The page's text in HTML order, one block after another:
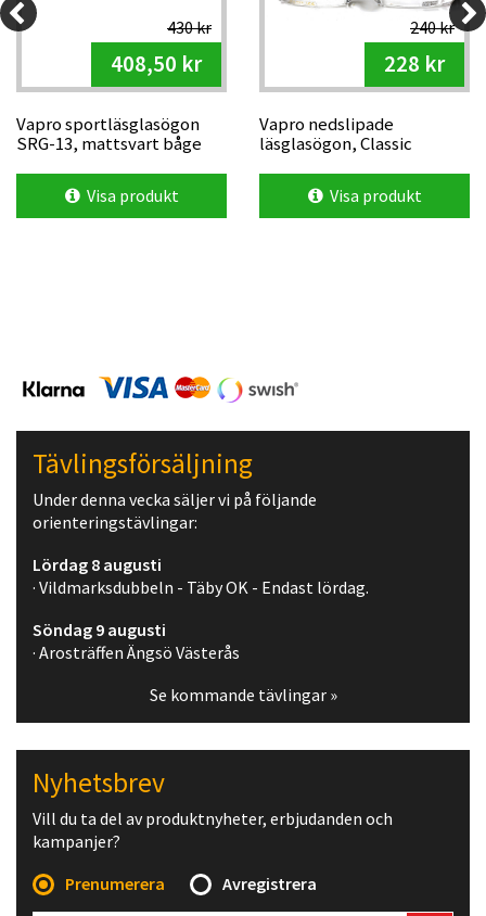
430 kr
408,50 kr
Vapro sportläsglasögon
SRG-13, mattsvart båge
Visa produkt
240 kr
228 kr
Vapro nedslipade
läsglasögon, Classic
Visa produkt
Tävlingsförsäljning
Under denna vecka säljer vi på följande
orienteringstävlingar:
Lördag 8 augusti
· Vildmarksdubbeln - Täby OK - Endast lördag.
Söndag 9 augusti
· Arosträffen Ängsö Västerås
Se kommande tävlingar »
Nyhetsbrev
Vill du ta del av produktnyheter, erbjudanden och
kampanjer?
Prenumerera
Avregistrera